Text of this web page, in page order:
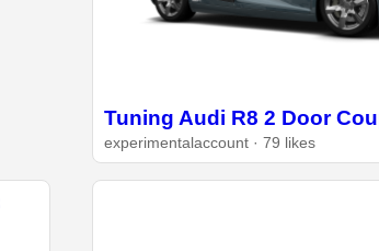
Tuning Audi R8 2 Door
experimentalaccount · 79 likes